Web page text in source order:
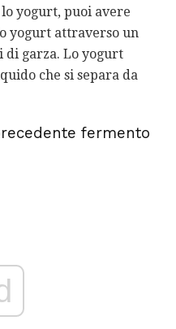
yogurt, puoi avere
yogurt attraverso un
garza. Lo yogurt
che si separa da
fermento